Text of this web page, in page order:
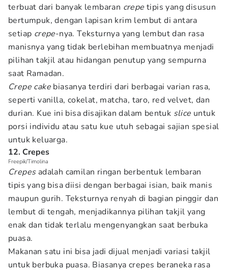
terbuat dari banyak lembaran crepetipis yang disusun
bertumpuk, dengan lapisan krim lembut di antara
setiap crepe-nya. Teksturnya yang lembut dan rasa
manisnya yang tidak berlebihan membuatnya menjadi
pilihan takjil atau hidangan penutup yang sempurna
saat Ramadan.
Crepe cake biasanya terdiri dari berbagai varian rasa,
seperti vanilla, cokelat, matcha, taro, red velvet, dan
durian. Kue ini bisa disajikan dalam bentuk slice untuk
porsi individu atau satu kue utuh sebagai sajian spesial
untuk keluarga.
12. Crepes
Freepik/Timolina
Crepes adalah camilan ringan berbentuk lembaran
tipis yang bisa diisi dengan berbagai isian, baik manis
maupun gurih. Teksturnya renyah di bagian pinggir dan
lembut di tengah, menjadikannya pilihan takjil yang
enak dan tidak terlalu mengenyangkan saat berbuka
puasa.
Makanan satu ini bisa jadi dijual menjadi variasi takjil
untuk berbuka puasa. Biasanya crepes beraneka rasa